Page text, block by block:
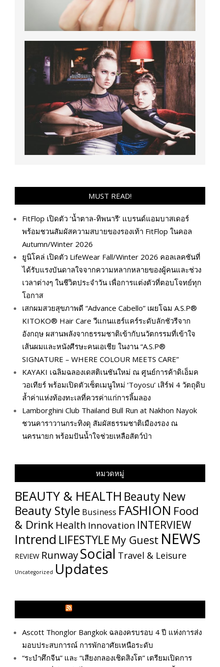
MUST READ!
FitFlop เปิดตัว ‘น้ำตาล-ทิพนารี’ แบรนด์แอมบาสเดอร์
พร้อมชวนสัมผัสความสบายของรองเท้า FitFlop ในคอล
Autumn/Winter 2026
ยูนิโคล่ เปิดตัว LifeWear Fall/Winter 2026 คอลเลคชันที่
ได้รับแรงบันดาลใจจากความหลากหลายของผู้คนและช่วง
เวลาต่างๆ ในชีวิตประจำวัน เพื่อการแต่งตัวที่ตอบโจทย์ทุก
โอกาส
เสกผมสวยสุขภาพดี “Advance Cabello” เผยโฉม A.S.P®
KITOKO® Hair Care วีแกนแฮร์แคร์ระดับลักชัวรีจาก
อังกฤษ ผสานพลังจากธรรมชาติเข้ากับนวัตกรรมที่เข้าใจ
เส้นผมและหนังศีรษะคนเอเชีย ในงาน “A.S.P®
SIGNATURE – WHERE COLOUR MEETS CARE”
KAYAKI เฉลิมฉลองเดสติเนชันใหม่ ณ ศูนย์การค้าดิเอ็มค
วอเทียร์ พร้อมเปิดตัวเซ็ตเมนูใหม่ ‘Toyosu’ เสิร์ฟ 4 วัตถุดิบ
ล้ำค่าแห่งท้องทะเลที่ควรค่าแก่การลิ้มลอง
Lamborghini Club Thailand Bull Run at Nakhon Nayok
ชวนคาราวานกระทิงดุ สัมผัสธรรมชาติเมืองรอง ณ
นครนายก พร้อมปันน้ำใจช่วยเหลือสัตว์ป่า
หมวดหมู่
BEAUTY & HEALTH Beauty New
Beauty Style Business FASHION Food
& Drink Health Innovation INTERVIEW
Intrend LIFESTYLE My​ Guest NEWS
REVIEW RunwaySocial Travel & Leisure
Uncategorized Updates
Ascott Thonglor Bangkok ฉลองครบรอบ 4 ปี แห่งการส่ง
มอบประสบการณ์ การพักอาศัยเหนือระดับ
“ระบำศึกจีน” และ “เสียงกลองเชิดสิงโต” เตรียมเปิดการ